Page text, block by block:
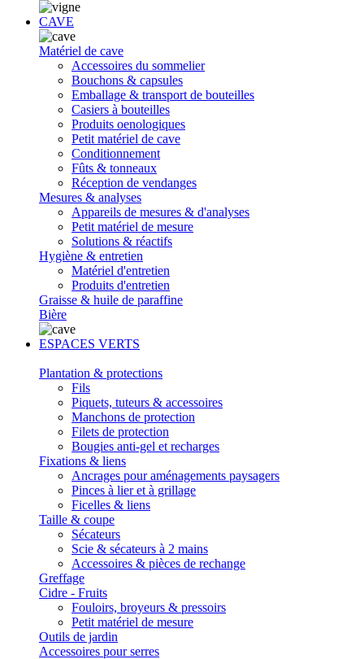
CAVE
Matériel de cave
Accessoires du sommelier
Bouchons & capsules
Emballage & transport de bouteilles
Casiers à bouteilles
Produits oenologiques
Petit matériel de cave
Conditionnement
Fûts & tonneaux
Réception de vendanges
Mesures & analyses
Appareils de mesures & d'analyses
Petit matériel de mesure
Solutions & réactifs
Hygiène & entretien
Matériel d'entretien
Produits d'entretien
Graisse & huile de paraffine
Bière
ESPACES VERTS
Plantation & protections
Fils
Piquets, tuteurs & accessoires
Manchons de protection
Filets de protection
Bougies anti-gel et recharges
Fixations & liens
Ancrages pour aménagements paysagers
Pinces à lier et à grillage
Ficelles & liens
Taille & coupe
Sécateurs
Scie & sécateurs à 2 mains
Accessoires & pièces de rechange
Greffage
Cidre - Fruits
Fouloirs, broyeurs & pressoirs
Petit matériel de mesure
Outils de jardin
Accessoires pour serres